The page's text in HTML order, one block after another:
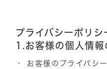
プライバシーポリシ
1.お客様の個人情
お客様のプライバシ